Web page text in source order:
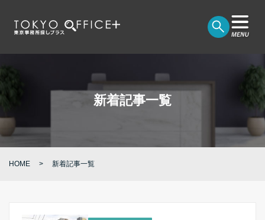
新着記事一覧
HOME 新着記事一覧